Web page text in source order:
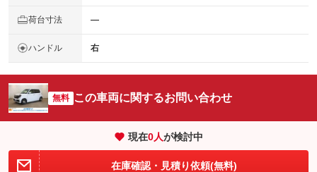
荷台寸法 ―
ハンドル 右
無料 この車両に関するお問い合わせ
現在0人が検討中
在庫確認・見積り依頼(無料)